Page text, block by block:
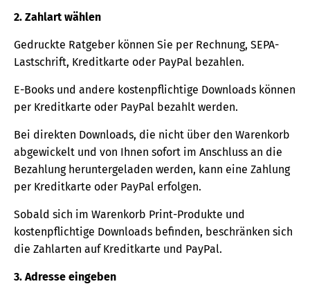
2. Zahlart wählen
Gedruckte Ratgeber können Sie per Rechnung, SEPA-
Lastschrift, Kreditkarte oder PayPal bezahlen.
E-Books und andere kostenpflichtige Downloads können
per Kreditkarte oder PayPal bezahlt werden.
Bei direkten Downloads, die nicht über den Warenkorb
abgewickelt und von Ihnen sofort im Anschluss an die
Bezahlung heruntergeladen werden, kann eine Zahlung
per Kreditkarte oder PayPal erfolgen.
Sobald sich im Warenkorb Print-Produkte und
kostenpflichtige Downloads befinden, beschränken sich
die Zahlarten auf Kreditkarte und PayPal.
3. Adresse eingeben